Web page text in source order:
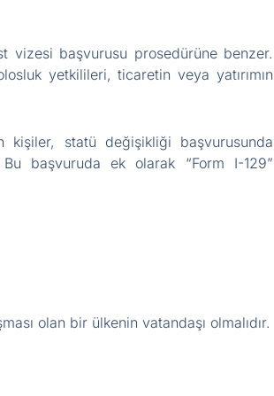
vizesi başvurusu prosedürüne benzer.
yetkilileri, ticaretin veya yatırımın
kişiler, statü değişikliği başvurusunda
başvuruda ek olarak “Form I-129”
olan bir ülkenin vatandaşı olmalıdır.